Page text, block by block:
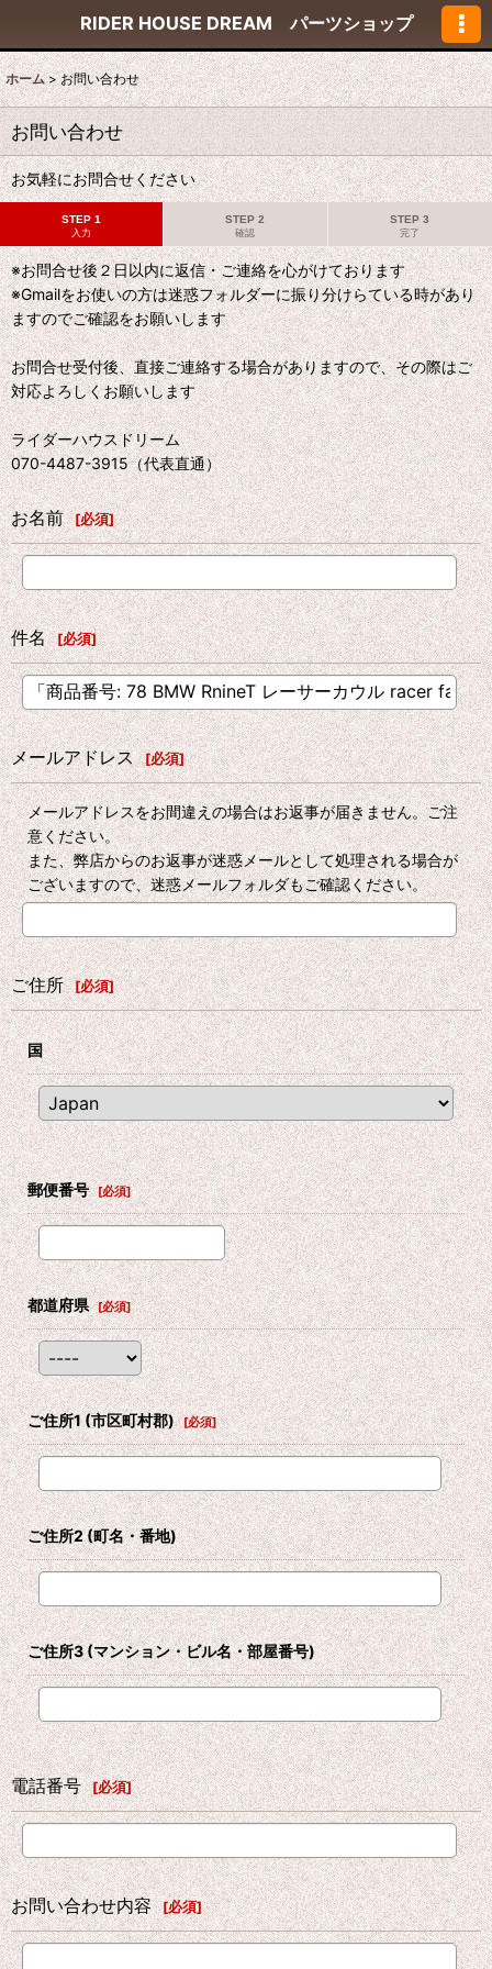
RIDER HOUSE DREAM パーツショップ
ホーム > お問い合わせ
お問い合わせ
お気軽にお問合せください
STEP 1
入力
STEP 2
確認
STEP 3
完了
※お問合せ後２日以内に返信・ご連絡を心がけております
※Gmailをお使いの方は迷惑フォルダーに振り分けらている時があり
ますのでご確認をお願いします
お問合せ受付後、直接ご連絡する場合がありますので、その際はご
対応よろしくお願いします
ライダーハウスドリーム
070-4487-3915（代表直通）
お名前 [必須]
件名 [必須]
メールアドレス [必須]
メールアドレスをお間違えの場合はお返事が届きません。ご注
意ください。
また、弊店からのお返事が迷惑メールとして処理される場合が
ございますので、迷惑メールフォルダもご確認ください。
ご住所 [必須]
国
郵便番号 [必須]
都道府県 [必須]
ご住所1(市区町村郡) [必須]
ご住所2(町名・番地)
ご住所3(マンション・ビル名・部屋番号)
電話番号 [必須]
お問い合わせ内容 [必須]